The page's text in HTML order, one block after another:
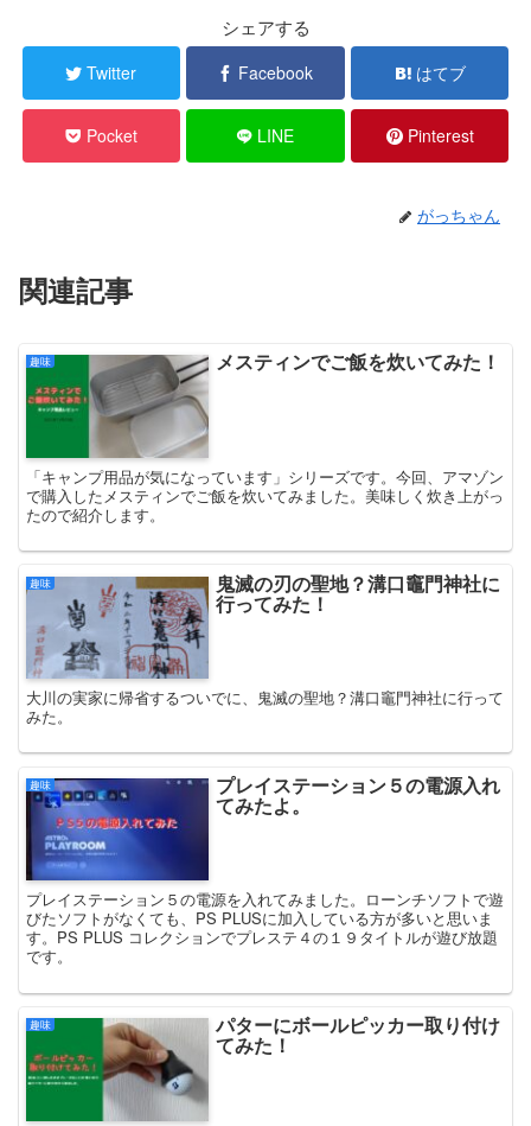
シェアする
Twitter Facebook はてブ
Pocket LINE Pinterest
がっちゃん
関連記事
趣味 メスティンでご飯を炊いてみた！
「キャンプ用品が気になっています」シリーズです。今回、アマゾン
で購入したメスティンでご飯を炊いてみました。美味しく炊き上がっ
たので紹介します。
趣味 鬼滅の刃の聖地？溝口竈門神社に
行ってみた！
大川の実家に帰省するついでに、鬼滅の聖地？溝口竈門神社に行って
みた。
趣味 プレイステーション５の電源入れ
てみたよ。
プレイステーション５の電源を入れてみました。ローンチソフトで遊
びたソフトがなくても、PS PLUSに加入している方が多いと思いま
す。PS PLUS コレクションでプレステ４の１９タイトルが遊び放題
です。
趣味 パターにボールピッカー取り付け
てみた！